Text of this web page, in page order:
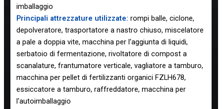
imballaggio
Principali attrezzature utilizzate: rompi balle, ciclone,
depolveratore, trasportatore a nastro chiuso, miscelatore
a pale a doppia vite, macchina per l'aggiunta di liquidi,
serbatoio di fermentazione, rivoltatore di compost a
scanalature, frantumatore verticale, vagliatore a tamburo,
macchina per pellet di fertilizzanti organici FZLH678,
essiccatore a tamburo, raffreddatore, macchina per
l'autoimballaggio